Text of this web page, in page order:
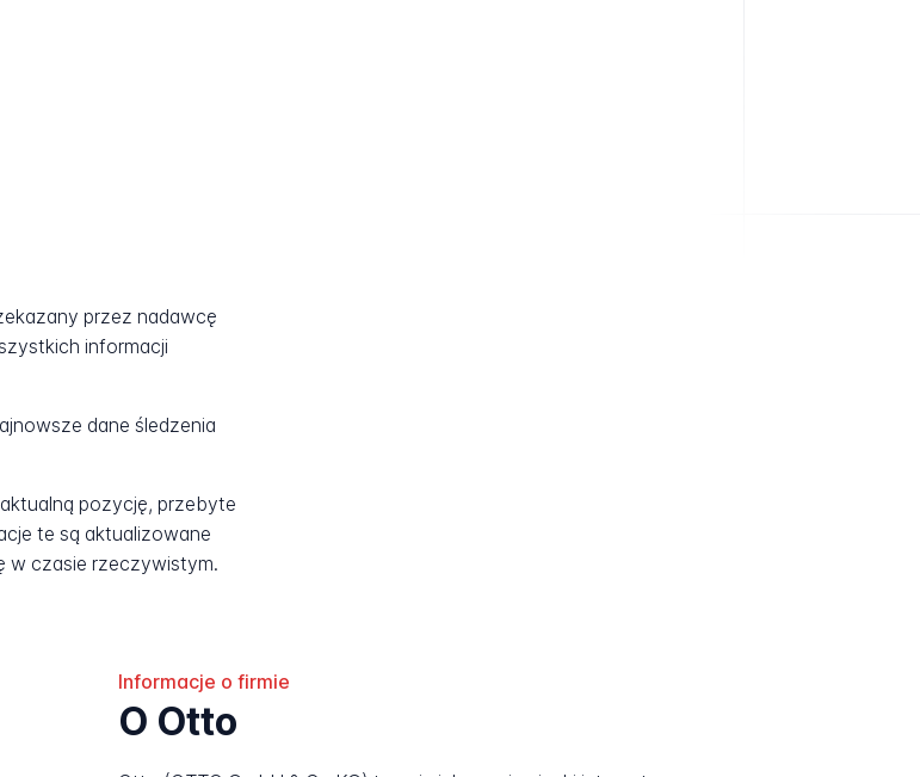
przez nadawcę
informacji
dane śledzenia
pozycję, przebyte
te są aktualizowane
w czasie rzeczywistym.
Informacje o firmie
O Otto